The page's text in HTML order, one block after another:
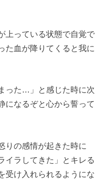
上っている状態で自覚で
た血が降りてくると我に
った…」と感じた時に次
になるぞと心から誓って
りの感情が起きた時に
イラしてきた」とキレる
受け入れられるようにな